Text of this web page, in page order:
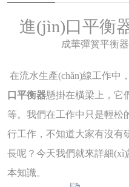
進(jìn)口平衡
成華彈簧平衡
在流水生產(chǎn)線工作中
口平衡器懸掛在橫梁上，它們
等。 我們在工作中只是輕松
行工作，不知道大家有沒有
長呢？今天我們就來詳細
本知識。